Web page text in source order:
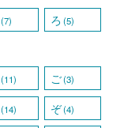
(7) ろ (5)
(11) ご(3)
(14) ぞ(4)